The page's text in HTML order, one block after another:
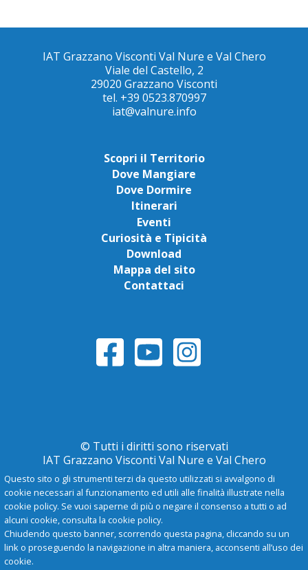
IAT Grazzano Visconti Val Nure e Val Chero
Viale del Castello, 2
29020 Grazzano Visconti
tel. +39 0523.870997
iat@valnure.info
Scopri il Territorio
Dove Mangiare
Dove Dormire
Itinerari
Eventi
Curiosità e Tipicità
Download
Mappa del sito
Contattaci
© Tutti i diritti sono riservati
IAT Grazzano Visconti Val Nure e Val Chero
Privacy Policy
Questo sito o gli strumenti terzi da questo utilizzati si avvalgono di
cookie necessari al funzionamento ed utili alle finalità illustrate nella
cookie policy. Se vuoi saperne di più o negare il consenso a tutti o ad
alcuni cookie, consulta la cookie policy.
Chiudendo questo banner, scorrendo questa pagina, cliccando su un
link o proseguendo la navigazione in altra maniera, acconsenti all’uso dei
cookie.
- A +